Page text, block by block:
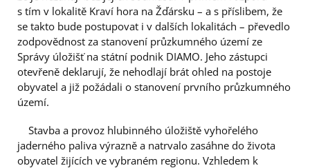
s tím v lokalitě Kraví hora na Žďársku – a s příslibem, že
se takto bude postupovat i v dalších lokalitách – převedlo
zodpovědnost za stanovení průzkumného území ze
Správy úložišť na státní podnik DIAMO. Jeho zástupci
otevřeně deklarují, že nehodlají brát ohled na postoje
obyvatel a již požádali o stanovení prvního průzkumného
území.
Stavba a provoz hlubinného úložiště vyhořelého
jaderného paliva výrazně a natrvalo zasáhne do života
obyvatel žijících ve vybraném regionu. Vzhledem k